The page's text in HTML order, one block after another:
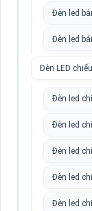
Đèn led
Đèn led
Đèn LED
Đèn led
Đèn led
Đèn led
Đèn led
Đèn led